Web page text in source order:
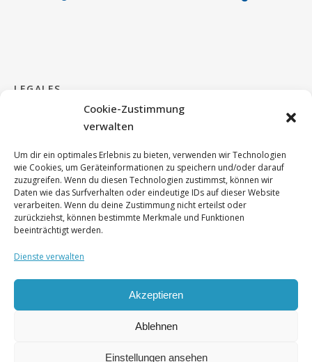
Cookie-Zustimmung
verwalten
Um dir ein optimales Erlebnis zu bieten, verwenden wir Technologien
wie Cookies, um Geräteinformationen zu speichern und/oder darauf
zuzugreifen. Wenn du diesen Technologien zustimmst, können wir
Daten wie das Surfverhalten oder eindeutige IDs auf dieser Website
verarbeiten. Wenn du deine Zustimmung nicht erteilst oder
zurückziehst, können bestimmte Merkmale und Funktionen
beeinträchtigt werden.
Dienste verwalten
Akzeptieren
Ablehnen
Einstellungen ansehen
LEGALES
Impressum & Kontakt
Cookie Richtlinie
DSGVO